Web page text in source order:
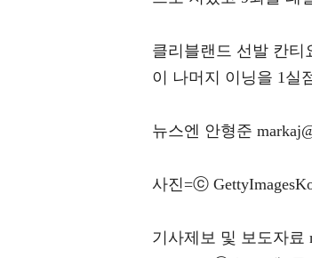
클리블랜드 선발 칸티
이 나머지 이닝을 1실
뉴스엔 안형준
사진=ⓒ
기사제보 및 보도자료